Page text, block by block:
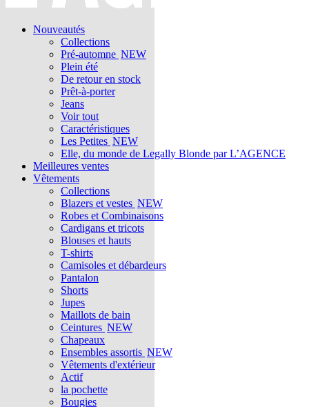
Nouveautés
Collections
Pré-automne NEW
Plein été
De retour en stock
Prêt-à-porter
Jeans
Voir tout
Caractéristiques
Les Petites NEW
Elle, du monde de Legally Blonde par L’AGENCE
Meilleures ventes
Vêtements
Collections
Blazers et vestes NEW
Robes et Combinaisons
Cardigans et tricots
Blouses et hauts
T-shirts
Camisoles et débardeurs
Pantalon
Shorts
Jupes
Maillots de bain
Ceintures NEW
Chapeaux
Ensembles assortis NEW
Vêtements d'extérieur
Actif
la pochette
Bougies